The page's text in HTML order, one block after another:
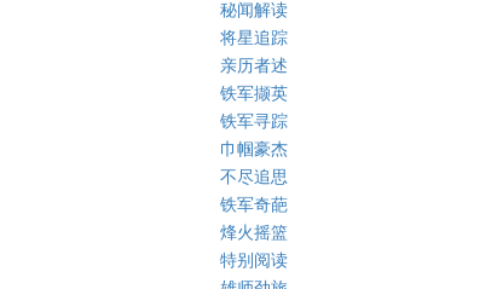
秘闻解读
将星追踪
亲历者述
铁军撷英
铁军寻踪
巾帼豪杰
不尽追思
铁军奇葩
烽火摇篮
特别阅读